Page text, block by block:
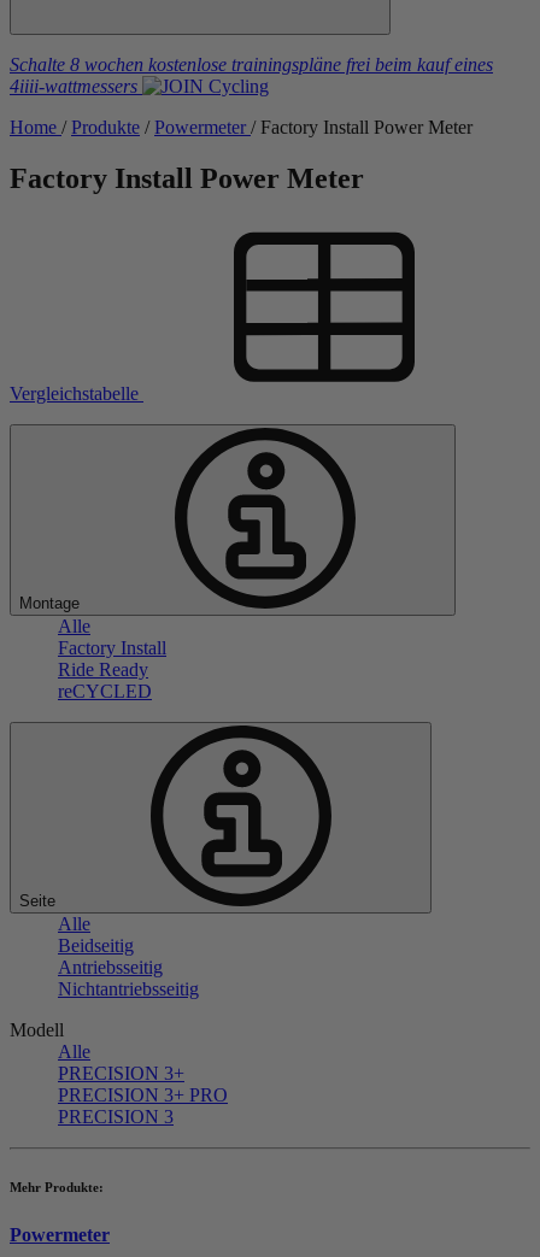
Schalte 8 wochen kostenlose trainingspläne frei beim kauf eines
4iiii-wattmessers
Home / Produkte / Powermeter / Factory Install Power Meter
Factory Install Power Meter
Vergleichstabelle
Montage
Alle
Factory Install
Ride Ready
reCYCLED
Seite
Alle
Beidseitig
Antriebsseitig
Nichtantriebsseitig
Modell
Alle
PRECISION 3+
PRECISION 3+ PRO
PRECISION 3
Mehr Produkte:
Powermeter